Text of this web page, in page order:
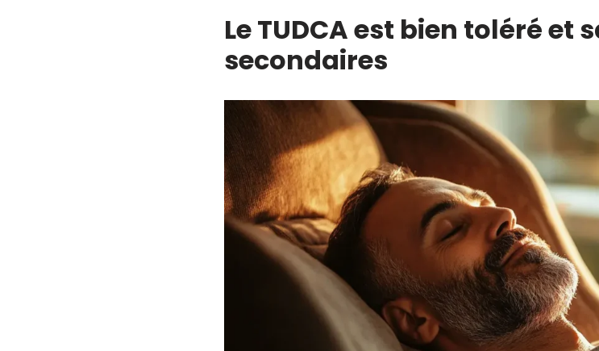
Le TUDCA est bien toléré et
secondaires